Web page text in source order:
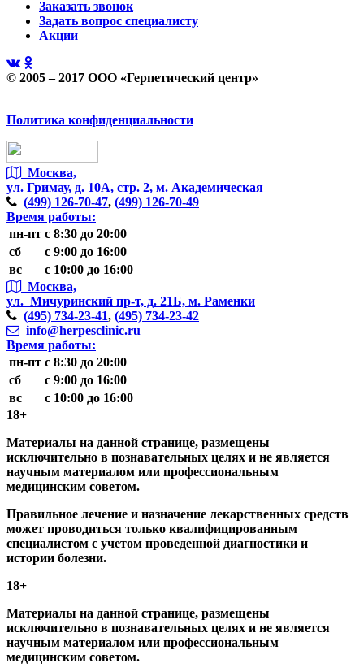
Заказать звонок
Задать вопрос специалисту
Акции
© 2005 – 2017 ООО «Герпетический центр»
Политика конфиденциальности
Москва,
ул. Гримау, д. 10А, стр. 2, м. Академическая
(499) 126-70-47, (499) 126-70-49
Время работы:
пн-пт с 8:30 до 20:00
сб
с 9:00 до 16:00
вс
с 10:00 до 16:00
Москва,
ул. Мичуринский пр-т, д. 21Б, м. Раменки
(495) 734-23-41, (495) 734-23-42
info@herpesclinic.ru
Время работы:
пн-пт с 8:30 до 20:00
сб
с 9:00 до 16:00
вс
с 10:00 до 16:00
18+
Материалы на данной странице, размещены
исключительно в познавательных целях и не является
научным материалом или профессиональным
медицинским советом.
Правильное лечение и назначение лекарственных средств
может проводиться только квалифицированным
специалистом с учетом проведенной диагностики и
истории болезни.
18+
Материалы на данной странице, размещены
исключительно в познавательных целях и не является
научным материалом или профессиональным
медицинским советом.